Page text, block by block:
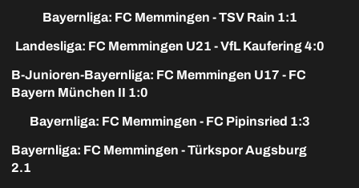
Bayernliga: FC Memmingen - TSV Rain 1:1
Landesliga: FC Memmingen U21 - VfL Kaufering 4:0
B-Junioren-Bayernliga: FC Memmingen U17 - FC
Bayern München II 1:0
Bayernliga: FC Memmingen - FC Pipinsried 1:3
Bayernliga: FC Memmingen - Türkspor Augsburg
2.1